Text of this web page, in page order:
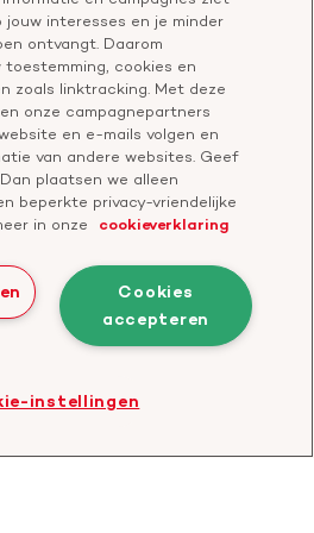
Bezoek
onze
TikTok
profiel
Bezoek
onze
Twitter
profiel
Bezoek
onze
Threads
profiel
Privacyverklaring
Bezoek
interesses en je minder
ontvangt. Daarom
toestemming, cookies en
zoals linktracking. Met deze
onze campagnepartners
en e-mails volgen en
van andere websites. Geef
plaatsen we alleen
beperkte privacy-vriendelijke
in onze
cookieverklaring
Cookies
accepteren
instellingen